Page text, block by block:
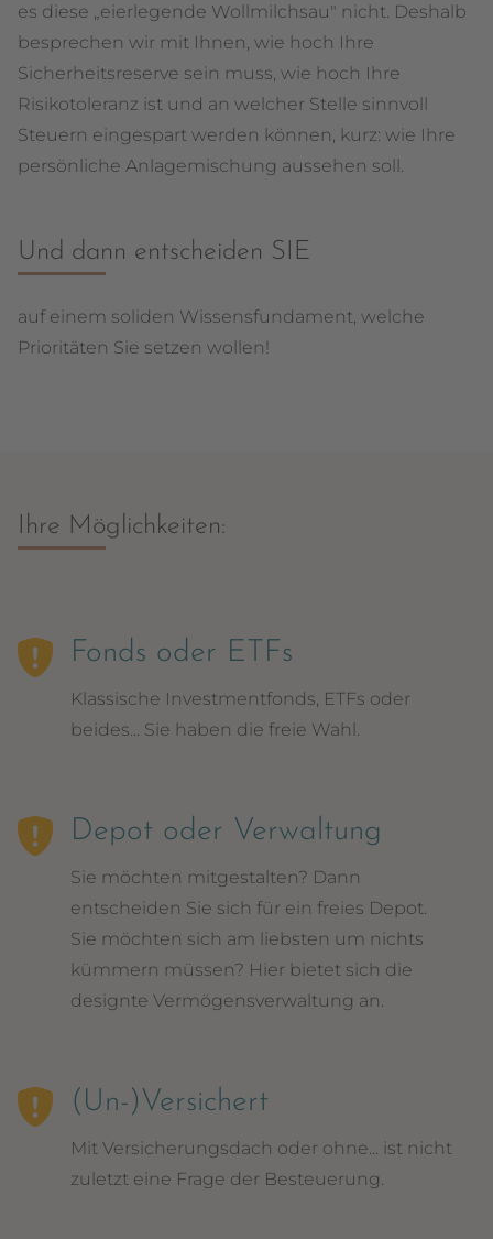
es diese „eierlegende Wollmilchsau" nicht. Deshalb
besprechen wir mit Ihnen, wie hoch Ihre
Sicherheitsreserve sein muss, wie hoch Ihre
Risikotoleranz ist und an welcher Stelle sinnvoll
Steuern eingespart werden können, kurz: wie Ihre
persönliche Anlagemischung aussehen soll.
Und dann entscheiden SIE
auf einem soliden Wissensfundament, welche
Prioritäten Sie setzen wollen!
Ihre Möglichkeiten:
Fonds oder ETFs
Klassische Investmentfonds, ETFs oder
beides... Sie haben die freie Wahl.
Depot oder Verwaltung
Sie möchten mitgestalten? Dann
entscheiden Sie sich für ein freies Depot.
Sie möchten sich am liebsten um nichts
kümmern müssen? Hier bietet sich die
designte Vermögensverwaltung an.
(Un-)Versichert
Mit Versicherungsdach oder ohne... ist nicht
zuletzt eine Frage der Besteuerung.